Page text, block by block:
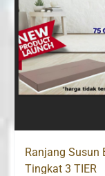
Ranjang Susun
Tingkat 3 TIER